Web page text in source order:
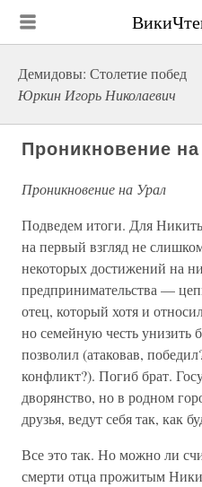
Демидовы: Столетие побед
Юркин Игорь Николаевич
Проникновение
Проникновение на Урал
Подведем итоги. Для
на первый взгляд не
некоторых достижений на
предпринимательства —
отец, который хотя и
но семейную честь унизить
позволил (атаковав,
конфликт?). Погиб брат.
дворянство, но в родном
друзья, ведут себя так, как
Все это так. Но можно ли
смерти отца прожитым